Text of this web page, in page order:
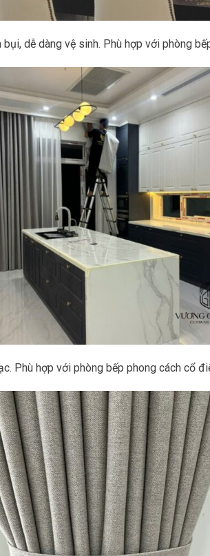
dễ dàng vệ sinh. Phù hợp với phòng
Phù hợp với phòng bếp phong cách cổ